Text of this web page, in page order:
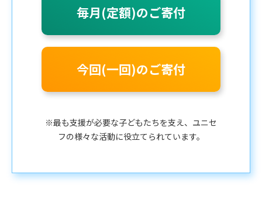
毎月(定額)のご寄付
今回(一回)のご寄付
※最も支援が必要な子どもたちを支え、ユニセ
フの様々な活動に役立てられています。